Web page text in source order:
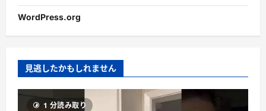
WordPress.org
見逃したかもしれません
1 分読み取り